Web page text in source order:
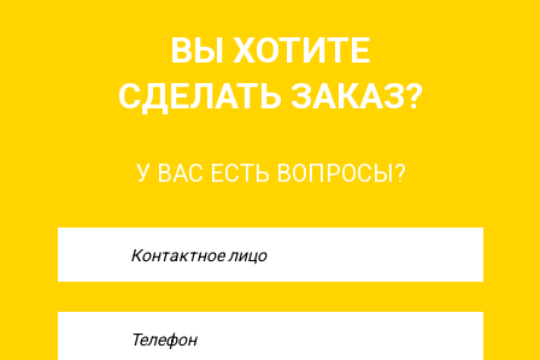
ВЫ ХОТИТЕ
СДЕЛАТЬ ЗАКАЗ?
У ВАС ЕСТЬ ВОПРОСЫ?